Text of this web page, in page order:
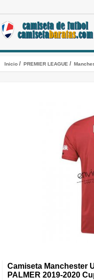
Inicio/ PREMIER LEAGUE/
Camiseta Manchester
PALMER 2019-2020